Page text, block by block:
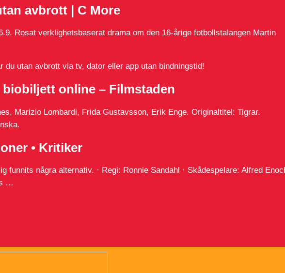
avbrott | C More
Rosat verklighetsbaserat drama om den 16-årige fotbollstalangen Martin
du utan avbrott via tv, dator eller app utan bindningstid!
biobiljett online – Filmstaden
Marizio Lombardi, Frida Gustavsson, Erik Enge. Originaltitel: Tigrar.
• Kritiker
funnits några alternativ. · Regi: Ronnie Sandahl · Skådespelare: Alfred
…